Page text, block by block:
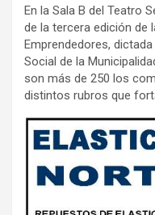
En la Sala B del Teatro
de la tercera edición de
Emprendedores,
Social de la
son más de 250 los
distintos rubros que